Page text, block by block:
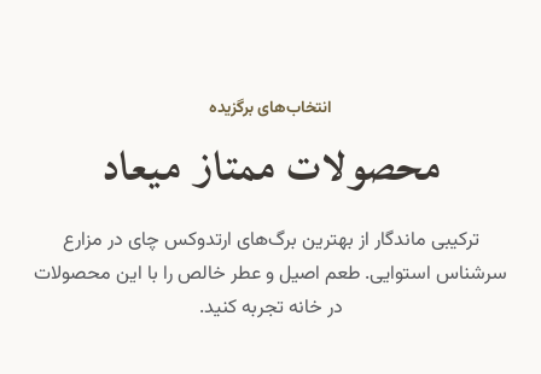
انتخاب‌های برگزیده
محصولات ممتاز میعاد
ترکیبی ماندگار از بهترین برگ‌های ارتدوکس چای در مزارع
سرشناس استوایی. طعم اصیل و عطر خالص را با این محصولات
در خانه تجربه کنید.